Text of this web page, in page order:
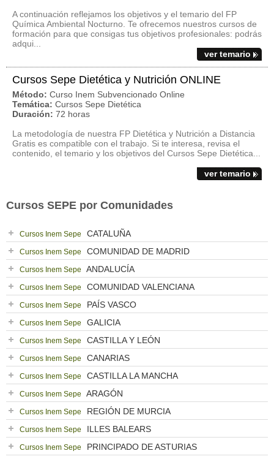
A continuación reflejamos los objetivos y el temario del FP
Química Ambiental Nocturno. Te ofrecemos nuestros cursos de
formación para que consigas tus objetivos profesionales: podrás
adqui...
ver temario
Cursos Sepe Dietética y Nutrición ONLINE
Método: Curso Inem Subvencionado Online
Temática: Cursos Sepe Dietética
Duración: 72 horas
La metodología de nuestra FP Dietética y Nutrición a Distancia
Gratis es compatible con el trabajo. Si te interesa, revisa el
contenido, el temario y los objetivos del Cursos Sepe Dietética...
ver temario
Cursos SEPE por Comunidades
Cursos Inem Sepe CATALUÑA
Cursos Inem Sepe COMUNIDAD DE MADRID
Cursos Inem Sepe ANDALUCÍA
Cursos Inem Sepe COMUNIDAD VALENCIANA
Cursos Inem Sepe PAÍS VASCO
Cursos Inem Sepe GALICIA
Cursos Inem Sepe CASTILLA Y LEÓN
Cursos Inem Sepe CANARIAS
Cursos Inem Sepe CASTILLA LA MANCHA
Cursos Inem Sepe ARAGÓN
Cursos Inem Sepe REGIÓN DE MURCIA
Cursos Inem Sepe ILLES BALEARS
Cursos Inem Sepe PRINCIPADO DE ASTURIAS